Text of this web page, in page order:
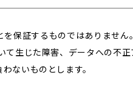
保証するものではありませ
生じた障害、データへの不
ないものとします。